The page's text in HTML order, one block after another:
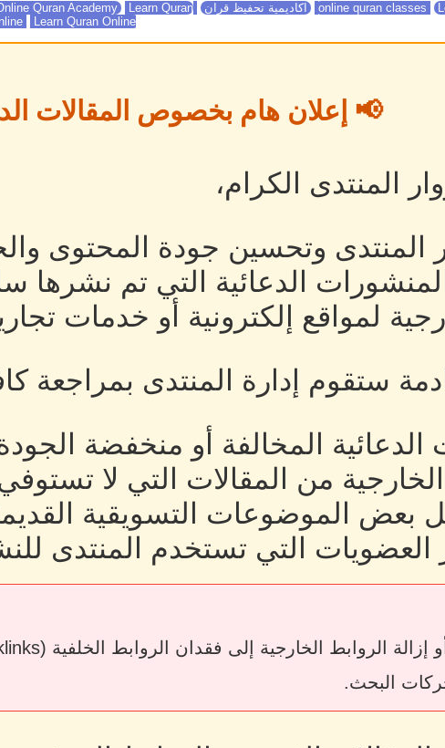
اكاديمية تحفيظ قران Quran Academy
Learn Quran
Learn Quran Online
📢 إعلان هام بخصوص المقالات
المنتدى الكرام،
وتحسين جودة المحتوى
الدعائية التي تم نشرها
لمواقع إلكترونية أو خدمات
ستقوم إدارة المنتدى بمراجعة
المخالفة أو منخفضة
الخارجية من المقالات التي لا
بعض الموضوعات التسويقية
العضويات التي تستخدم المنتدى
البحث.